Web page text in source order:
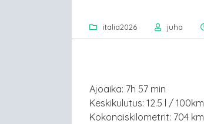
italia2026 juha
Ajoaika: 7h 57 min
Keskikulutus: 12.5 l / 100km
Kokonaiskilometrit: 704 km